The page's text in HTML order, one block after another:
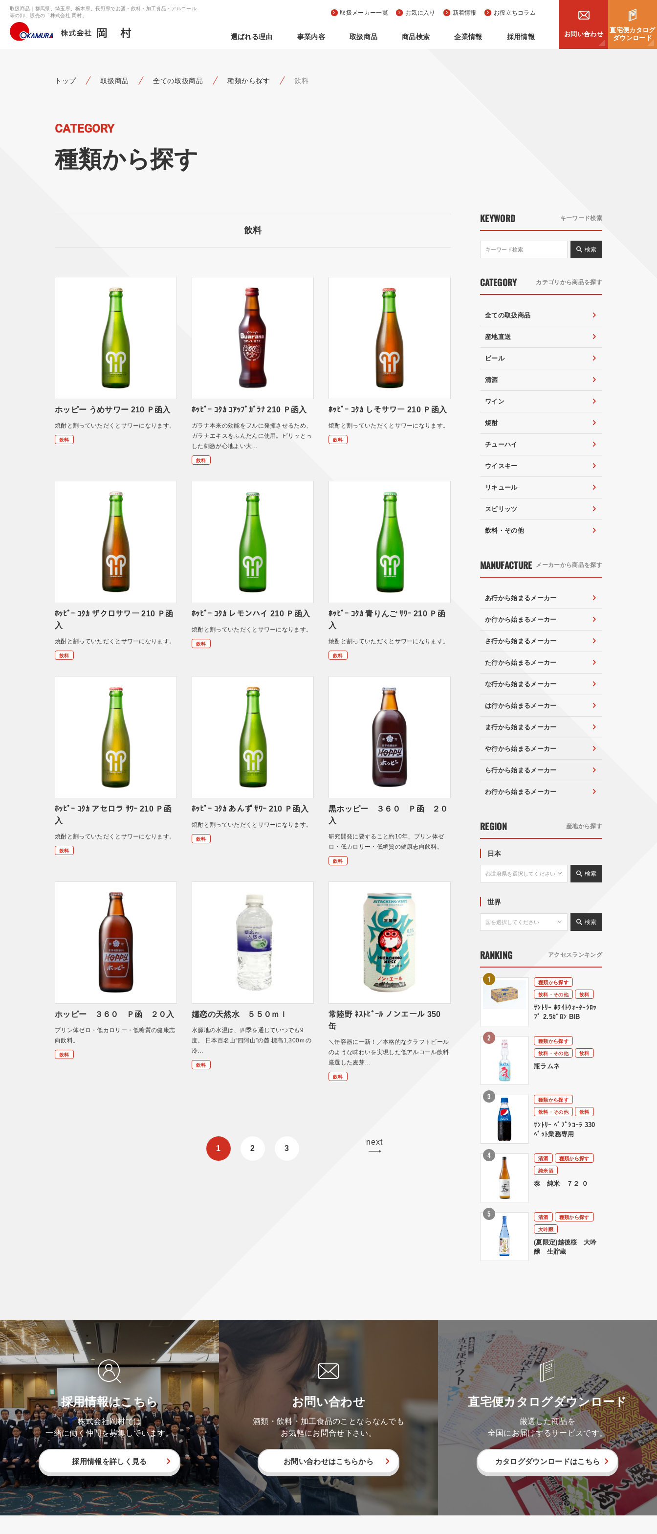
選ばれる理由 事業内容 取扱商品 商品検索 企業情報 採用情報
取扱メーカー一覧 お気に入り 新着情報 お役立ちコラム
お問い合わせ
直宅便カタログ
ダウンロード
取扱商品｜群馬県、埼玉県、栃木県、長野県でお酒・飲料・加工食品・アルコール
等の卸、販売の「株式会社 岡村」
トップ 取扱商品 全ての取扱商品 種類から探す 飲料
CATEGORY
種類から探す
飲料
ホッピー うめサワー 210 Ｐ函入
焼酎と割っていただくとサワーになります。
飲料
ﾎｯﾋﾟｰ ｺｸｶ ｺｱｯﾌﾟｶﾞﾗﾅ 210 Ｐ函入
ガラナ本来の効能をフルに発揮させるため、
ガラナエキスをふんだんに使用。ピリッとっ
した刺激が心地よい大…
飲料
ﾎｯﾋﾟｰ ｺｸｶ しそサワー 210 Ｐ函入
焼酎と割っていただくとサワーになります。
飲料
ﾎｯﾋﾟｰ ｺｸｶ ザクロサワー 210 Ｐ函
入
焼酎と割っていただくとサワーになります。
飲料
ﾎｯﾋﾟｰ ｺｸｶ レモンハイ 210 Ｐ函入
焼酎と割っていただくとサワーになります。
飲料
ﾎｯﾋﾟｰ ｺｸｶ 青りんご ｻﾜｰ 210 Ｐ函
入
焼酎と割っていただくとサワーになります。
飲料
ﾎｯﾋﾟｰ ｺｸｶ アセロラ ｻﾜｰ 210 Ｐ函
入
焼酎と割っていただくとサワーになります。
飲料
ﾎｯﾋﾟｰ ｺｸｶ あんず ｻﾜｰ 210 Ｐ函入
焼酎と割っていただくとサワーになります。
飲料
黒ホッピー ３６０ Ｐ函 ２０
入
研究開発に要すること約10年、プリン体ゼ
ロ・低カロリー・低糖質の健康志向飲料。
飲料
ホッピー ３６０ Ｐ函 ２０入
プリン体ゼロ・低カロリー・低糖質の健康志
向飲料。
飲料
嬬恋の天然水 ５５０ｍｌ
水源地の水温は、四季を通じていつでも9
度。 日本百名山“四阿山”の麓 標高1,300ｍの
冷…
飲料
常陸野 ﾈｽﾄﾋﾞｰﾙ ノンエール 350
缶
＼缶容器に一新！／本格的なクラフトビール
のような味わいを実現した低アルコール飲料
厳選した麦芽…
飲料
1 2 3
next
KEYWORD キーワード検索
検索
CATEGORY カテゴリから商品を探す
全ての取扱商品
産地直送
ビール
清酒
ワイン
焼酎
チューハイ
ウイスキー
リキュール
スピリッツ
飲料・その他
MANUFACTURE メーカーから商品を探す
あ行から始まるメーカー
か行から始まるメーカー
さ行から始まるメーカー
た行から始まるメーカー
な行から始まるメーカー
は行から始まるメーカー
ま行から始まるメーカー
や行から始まるメーカー
ら行から始まるメーカー
わ行から始まるメーカー
REGION 産地から探す
日本
検索
世界
検索
RANKING アクセスランキング
種類から探す
飲料・その他
飲料
ｻﾝﾄﾘｰ ﾎﾜｲﾄｳｫｰﾀｰｼﾛｯ
ﾌﾟ 2.5ｶﾞﾛﾝ BIB
種類から探す
飲料・その他
飲料
瓶ラムネ
種類から探す
飲料・その他
飲料
ｻﾝﾄﾘｰ ﾍﾟﾌﾟｼｺｰﾗ 330
ﾍﾟｯﾄ業務専用
清酒
種類から探す
純米酒
泰 純米 ７２ ０
清酒
種類から探す
大吟醸
(夏限定)越後桜 大吟
醸 生貯蔵
採用情報はこちら
株式会社岡村では
一緒に働く仲間を募集しています。
採用情報を詳しく見る
お問い合わせ
酒類・飲料・加工食品のことならなんでも
お気軽にお問合せ下さい。
お問い合わせはこちらから
直宅便カタログダウンロード
厳選した商品を
全国にお届けするサービスです。
カタログダウンロードはこちら